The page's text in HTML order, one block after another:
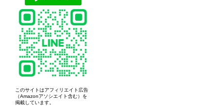
このサイトはアフィリエイト広告
（Amazonアソシエイト含む）を
掲載しています。